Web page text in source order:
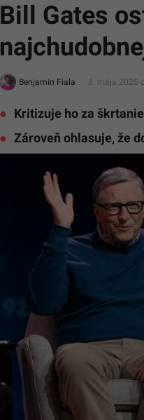
Bill Gates
Benjamín Fiala 8. mája 2025
Kritizuje ho za
Zároveň ohlasuje, že